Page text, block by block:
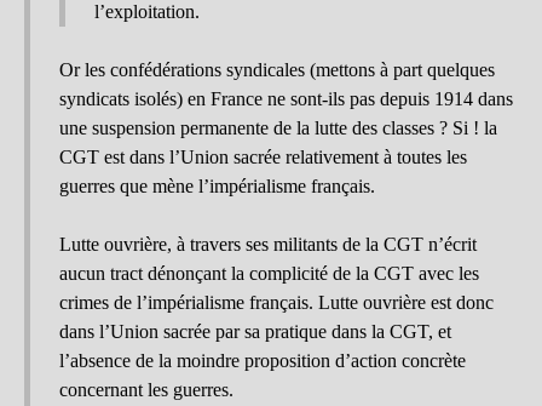
l’exploitation.
Or les confédérations syndicales (mettons à part quelques
syndicats isolés) en France ne sont-ils pas depuis 1914 dans
une suspension permanente de la lutte des classes ? Si ! la
CGT est dans l’Union sacrée relativement à toutes les
guerres que mène l’impérialisme français.
Lutte ouvrière, à travers ses militants de la CGT n’écrit
aucun tract dénonçant la complicité de la CGT avec les
crimes de l’impérialisme français. Lutte ouvrière est donc
dans l’Union sacrée par sa pratique dans la CGT, et
l’absence de la moindre proposition d’action concrète
concernant les guerres.